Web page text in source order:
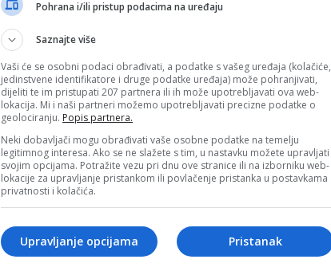
Pohrana i/ili pristup podacima na uređaju
Saznajte više
Vaši će se osobni podaci obrađivati, a podatke s vašeg uređaja (kolačiće,
jedinstvene identifikatore i druge podatke uređaja) može pohranjivati,
dijeliti te im pristupati 207 partnera ili ih može upotrebljavati ova web-
lokacija. Mi i naši partneri možemo upotrebljavati precizne podatke o
geolociranju. Popis partnera.
Neki dobavljači mogu obrađivati vaše osobne podatke na temelju
legitimnog interesa. Ako se ne slažete s tim, u nastavku možete upravljati
svojim opcijama. Potražite vezu pri dnu ove stranice ili na izborniku web-
lokacije za upravljanje pristankom ili povlačenje pristanka u postavkama
privatnosti i kolačića.
Pristanak
Upravljanje opcijama